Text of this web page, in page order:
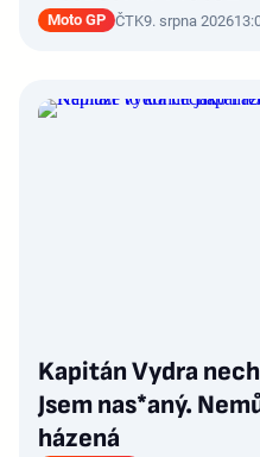
Moto GP ČTK9. srpna 2026
Kapitán Vydra
Jsem nas*aný.
házená